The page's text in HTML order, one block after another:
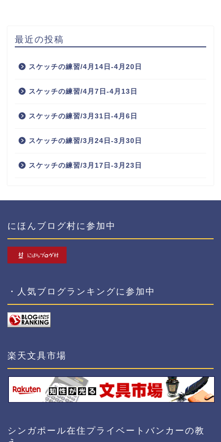
最近の投稿
スケッチの練習/4月14日-4月20日
スケッチの練習/4月7日-4月13日
スケッチの練習/3月31日-4月6日
スケッチの練習/3月24日-3月30日
スケッチの練習/3月17日-3月23日
にほんブログ村に参加中
・人気ブログランキングに参加中
楽天文具市場
シンガポール在住プライベートバンカーの教